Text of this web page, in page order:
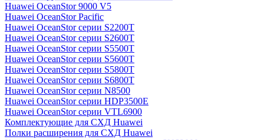
Huawei OceanStor 9000 V5
Huawei OceanStor Pacific
Huawei OceanStor серии S2200T
Huawei OceanStor серии S2600T
Huawei OceanStor серии S5500T
Huawei OceanStor серии S5600T
Huawei OceanStor серии S5800T
Huawei OceanStor серии S6800T
Huawei OceanStor серии N8500
Huawei OceanStor серии HDP3500E
Huawei OceanStor серии VTL6900
Комплектующие для СХД Huawei
Полки расширения для СХД Huawei